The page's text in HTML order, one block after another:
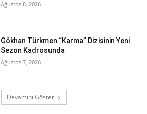
Ağustos 8, 2026
Gökhan Türkmen “Karma” Dizisinin Yeni
Sezon Kadrosunda
Ağustos 7, 2026
Devamını Göster